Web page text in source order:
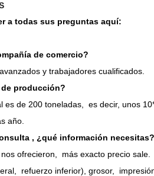
a todas sus preguntas aquí:
de comercio?
y trabajadores cualificados.
de producción?
es de 200 toneladas,
es decir, unos
año.
, ¿qué información necesitas?
ofrecieron,
más exacto precio sale.
refuerzo inferior), grosor,